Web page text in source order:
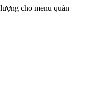
cho menu quán